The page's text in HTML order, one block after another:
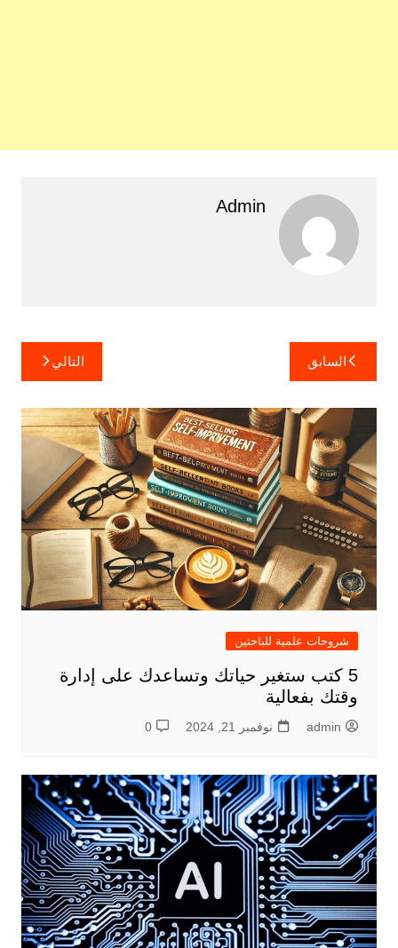
Admin
تصفّح
المقالات
السابق التالي
شروحات علمية للباحثين
5 كتب ستغير حياتك وتساعدك على إدارة
وقتك بفعالية
admin نوفمبر 21, 2024 0